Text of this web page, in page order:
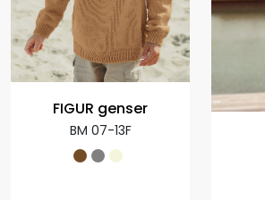
FIGUR genser
BM 07-13F